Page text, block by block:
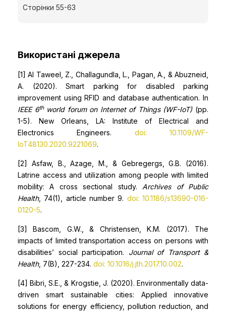
Сторінки 55-63
Використані джерела
[1] Al Taweel, Z., Challagundla, L., Pagan, A., & Abuzneid,
A. (2020). Smart parking for disabled parking
improvement using RFID and database authentication. In
IEEE 6thworld forum on Internet of Things (WF-IoT)(pp.
1-5). New Orleans, LA: Institute of Electrical and
Electronics Engineers. doi: 10.1109/WF-
IoT48130.2020.9221069.
[2] Asfaw, B., Azage, M., & Gebregergs, G.B. (2016).
Latrine access and utilization among people with limited
mobility: A cross sectional study. Archives of Public
Health, 74(1), article number 9. doi: 10.1186/s13690-016-
0120-5.
[3] Bascom, G.W., & Christensen, K.M. (2017). The
impacts of limited transportation access on persons with
disabilities’ social participation. Journal of Transport &
Health, 7(B), 227-234. doi: 10.1016/j.jth.2017.10.002.
[4] Bibri, S.E., & Krogstie, J. (2020). Environmentally data-
driven smart sustainable cities: Applied innovative
solutions for energy efficiency, pollution reduction, and